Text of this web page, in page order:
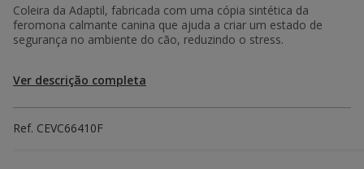
Coleira da Adaptil, fabricada com uma cópia sintética da
feromona calmante canina que ajuda a criar um estado de
segurança no ambiente do cão, reduzindo o stress.
Ver descrição completa
Ref. CEVC66410F